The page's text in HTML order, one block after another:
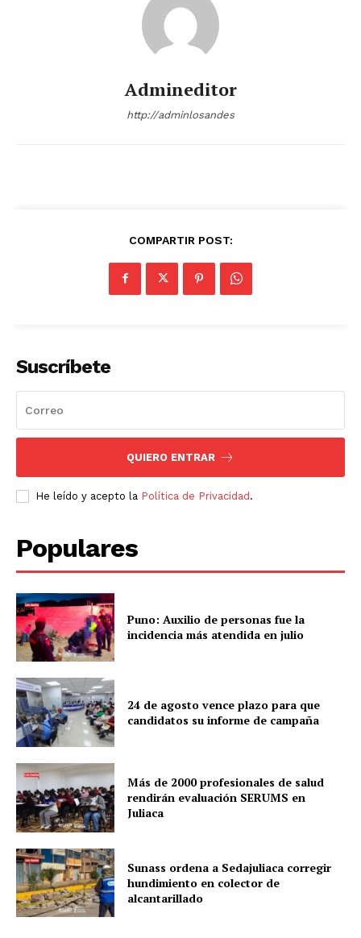
Admineditor
http://adminlosandes
COMPARTIR POST:
Suscríbete
QUIERO ENTRAR
He leído y acepto la Política de Privacidad.
Populares
Puno: Auxilio de personas fue la
incidencia más atendida en julio
24 de agosto vence plazo para que
candidatos su informe de campaña
Más de 2000 profesionales de salud
rendirán evaluación SERUMS en
Juliaca
Sunass ordena a Sedajuliaca corregir
hundimiento en colector de
alcantarillado